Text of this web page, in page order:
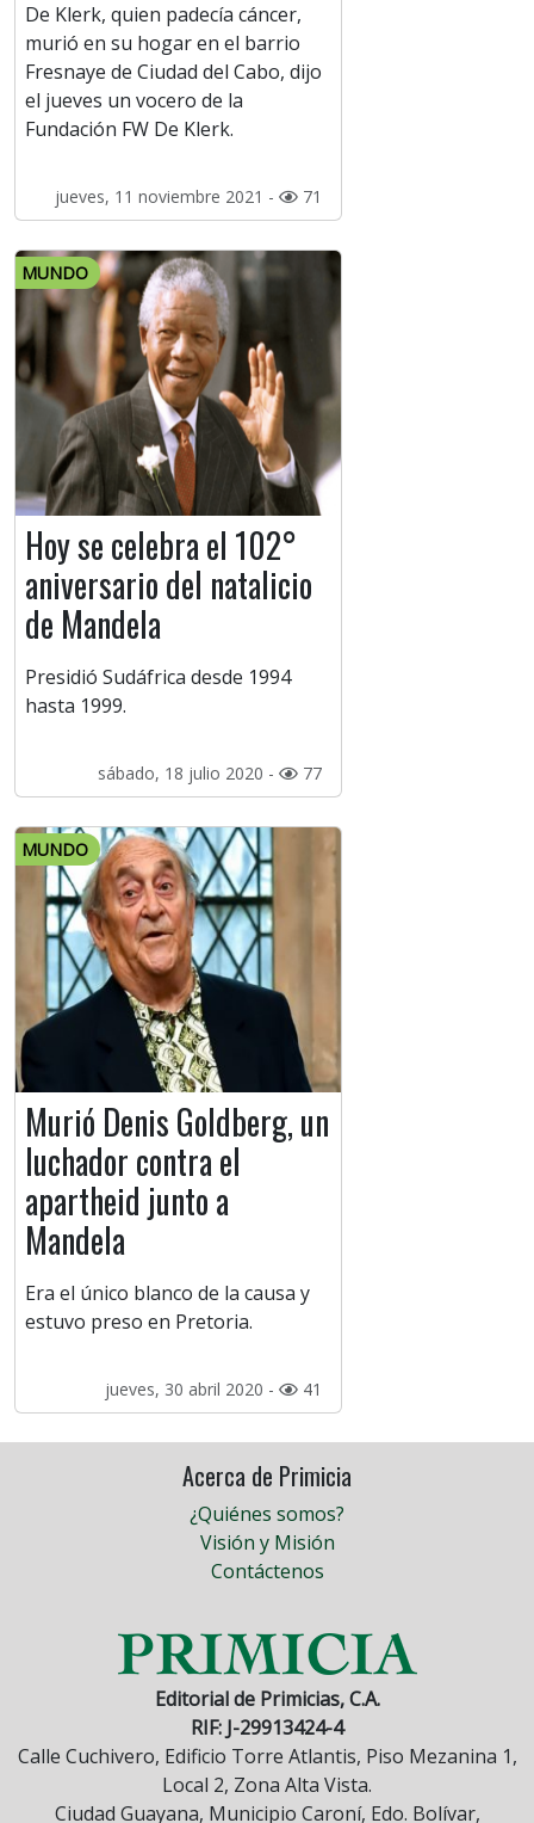
De Klerk, quien padecía cáncer,
murió en su hogar en el barrio
Fresnaye de Ciudad del Cabo, dijo
el jueves un vocero de la
Fundación FW De Klerk.
jueves, 11 noviembre 2021 - 71
MUNDO
Hoy se celebra el 102°
aniversario del natalicio
de Mandela
Presidió Sudáfrica desde 1994
hasta 1999.
sábado, 18 julio 2020 - 77
MUNDO
Murió Denis Goldberg, un
luchador contra el
apartheid junto a
Mandela
Era el único blanco de la causa y
estuvo preso en Pretoria.
jueves, 30 abril 2020 - 41
Acerca de Primicia
¿Quiénes somos?
Visión y Misión
Contáctenos
Editorial de Primicias, C.A.
RIF: J-29913424-4
Calle Cuchivero, Edificio Torre Atlantis, Piso Mezanina 1,
Local 2, Zona Alta Vista.
Ciudad Guayana, Municipio Caroní, Edo. Bolívar,